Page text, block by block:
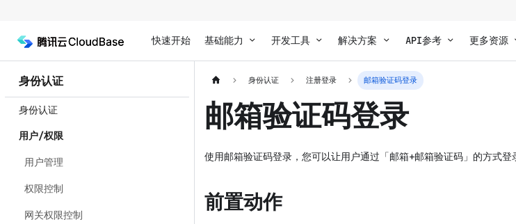
快速开始 基础能力 开发工具 解决方案 API参考 更多资源
身份认证
身份认证
用户/权限
用户管理
权限控制
网关权限控制
身份认证 注册登录 邮箱验证码登录
邮箱验证码登录
使用邮箱验证码登录，您可以让用户通过「邮箱+邮箱验证码」的方式登
前置动作